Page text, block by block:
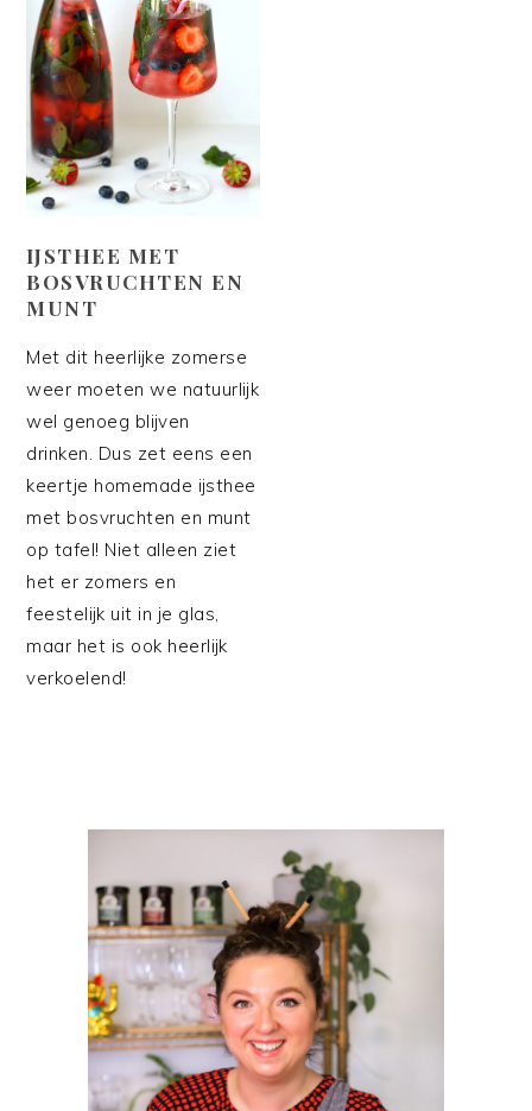
IJSTHEE MET
BOSVRUCHTEN EN
MUNT
Met dit heerlijke zomerse
weer moeten we natuurlijk
wel genoeg blijven
drinken. Dus zet eens een
keertje homemade ijsthee
met bosvruchten en munt
op tafel! Niet alleen ziet
het er zomers en
feestelijk uit in je glas,
maar het is ook heerlijk
verkoelend!